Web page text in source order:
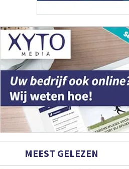
MEEST GELEZEN